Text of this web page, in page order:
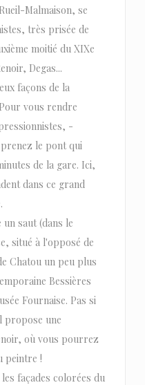
Malmaison, se
très prisée de
moitié du XIXe
Degas...
façons de la
vous rendre
-
le pont qui
de la gare. Ici,
dans ce grand
saut (dans le
situé à l'opposé de
Chatou un peu plus
Bessières
Fournaise. Pas si
propose une
où vous pourrez
peintre !
façades colorées du